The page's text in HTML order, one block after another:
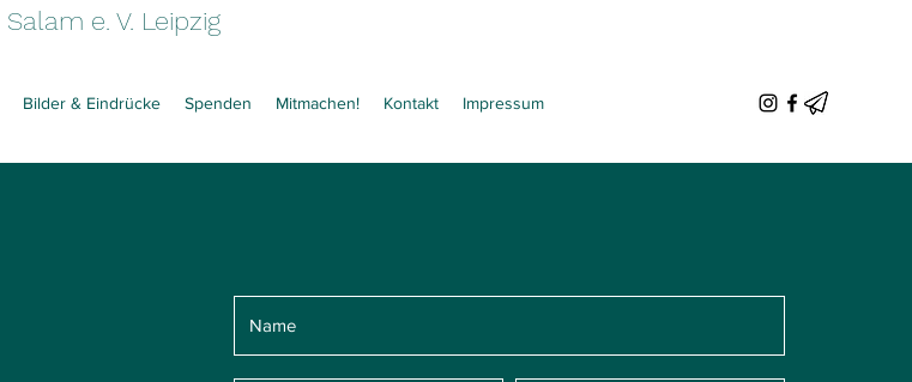
Salam e. V. Leipzig
Bilder & Eindrücke Spenden Mitmachen! Kontakt Impressum